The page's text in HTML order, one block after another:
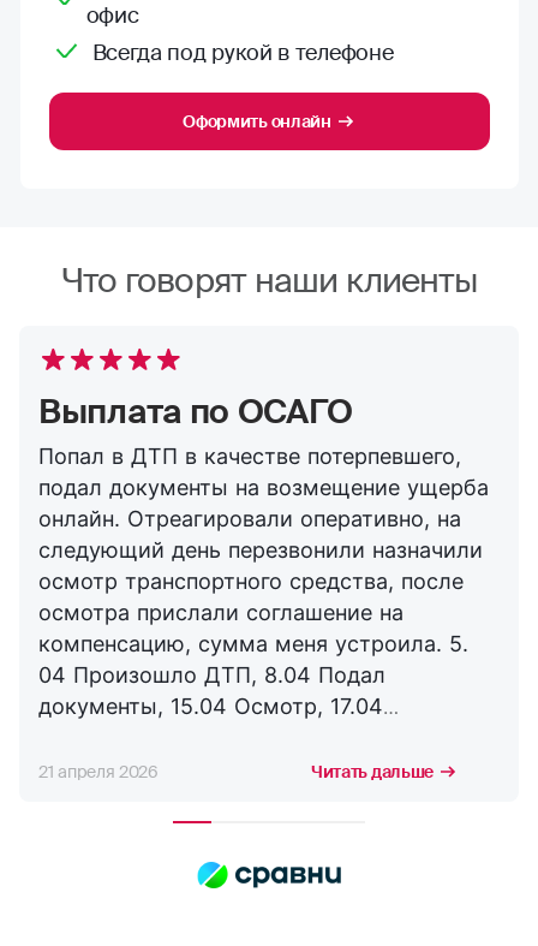
офис
Всегда под рукой в телефоне
Оформить онлайн
Что говорят наши клиенты
Выплата по ОСАГО
Попал в ДТП в качестве потерпевшего,
подал документы на возмещение ущерба
онлайн. Отреагировали оперативно, на
следующий день перезвонили назначили
осмотр транспортного средства, после
осмотра прислали соглашение на
компенсацию, сумма меня устроила. 5.
04 Произошло ДТП, 8.04 Подал
документы, 15.04 Осмотр, 17.04
сотрудничать с компанией дальше,
21 апреля 2026 Читать дальше